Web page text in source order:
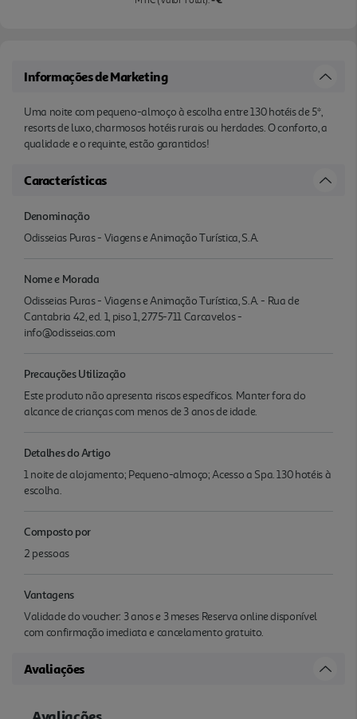
Informações de Marketing
Uma noite com pequeno-almoço à escolha entre 130 hotéis de 5*,
resorts de luxo, charmosos hotéis rurais ou herdades. O conforto, a
qualidade e o requinte, estão garantidos!
Características
Denominação
Odisseias Puras - Viagens e Animação Turística, S.A.
Nome e Morada
Odisseias Puras - Viagens e Animação Turística, S.A. - Rua de
Cantabria 42, ed. 1, piso 1, 2775-711 Carcavelos -
info@odisseias.com
Precauções Utilização
Este produto não apresenta riscos específicos. Manter fora do
alcance de crianças com menos de 3 anos de idade.
Detalhes do Artigo
1 noite de alojamento; Pequeno-almoço; Acesso a Spa. 130 hotéis à
escolha.
Composto por
2 pessoas
Vantagens
Validade do voucher: 3 anos e 3 meses Reserva online disponível
com confirmação imediata e cancelamento gratuito.
Avaliações